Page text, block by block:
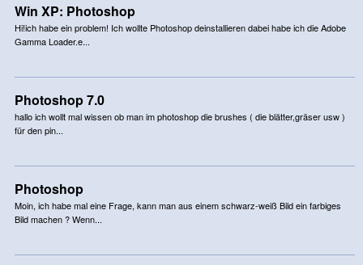
Win XP: Photoshop
Hi!ich habe ein problem! Ich wollte Photoshop deinstallieren dabei habe ich die Adobe
Gamma Loader.e...
Photoshop 7.0
hallo ich wollt mal wissen ob man im photoshop die brushes ( die blätter,gräser usw )
für den pin...
Photoshop
Moin, ich habe mal eine Frage, kann man aus einem schwarz-weiß Bild ein farbiges
Bild machen ? Wenn...